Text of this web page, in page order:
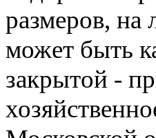
Цена:
8 (499) 390-
e-mail: